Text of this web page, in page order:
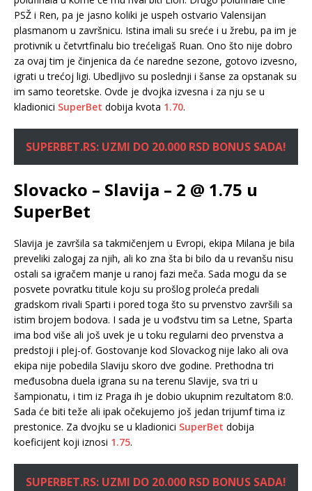
PSŽ i Ren, pa je jasno koliki je uspeh ostvario Valensijan
plasmanom u završnicu. Istina imali su sreće i u žrebu, pa im je
protivnik u četvrtfinalu bio trećeligaš Ruan. Ono što nije dobro
za ovaj tim je činjenica da će naredne sezone, gotovo izvesno,
igrati u trećoj ligi. Ubedljivo su poslednji i šanse za opstanak su
im samo teoretske. Ovde je dvojka izvesna i za nju se u
kladionici SuperBet dobija kvota 1.70.
SUPERBET.RS: UZMI DO 20.000 RSD BONUS SADA!
Slovacko – Slavija – 2 @ 1.75 u
SuperBet
Slavija je završila sa takmičenjem u Evropi, ekipa Milana je bila
preveliki zalogaj za njih, ali ko zna šta bi bilo da u revanšu nisu
ostali sa igračem manje u ranoj fazi meča. Sada mogu da se
posvete povratku titule koju su prošlog proleća predali
gradskom rivali Sparti i pored toga što su prvenstvo završili sa
istim brojem bodova. I sada je u vođstvu tim sa Letne, Sparta
ima bod više ali još uvek je u toku regularni deo prvenstva a
predstoji i plej-of. Gostovanje kod Slovackog nije lako ali ova
ekipa nije pobedila Slaviju skoro dve godine. Prethodna tri
međusobna duela igrana su na terenu Slavije, sva tri u
šampionatu, i tim iz Praga ih je dobio ukupnim rezultatom 8:0.
Sada će biti teže ali ipak očekujemo još jedan trijumf tima iz
prestonice. Za dvojku se u kladionici SuperBet dobija
koeficijent koji iznosi 1.75.
SUPERBET.RS: UZMI DO 20.000 RSD BONUS SADA!